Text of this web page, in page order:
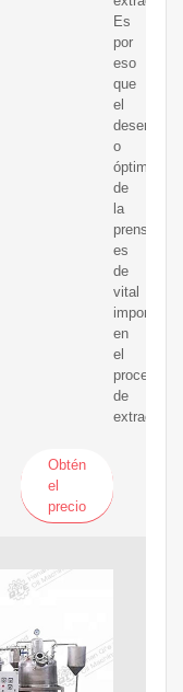
Es
por
eso
que
el
desempe?
o
óptimo
de
la
prensa
es
de
vital
en
el
proceso
de
extracción.
Obtén
el
precio